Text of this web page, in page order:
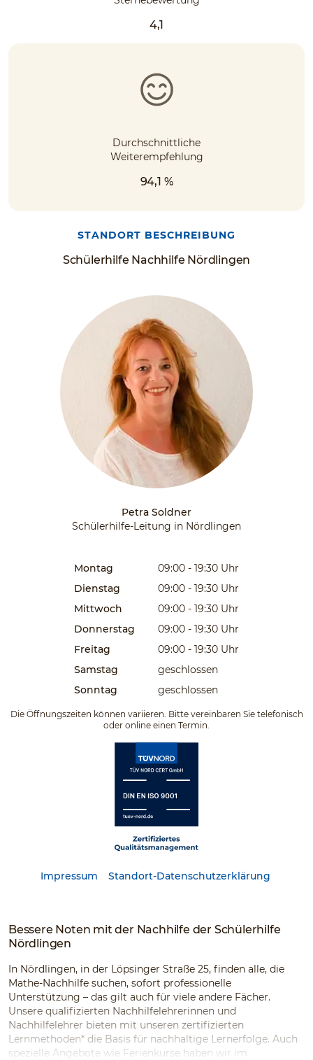
4,1
Durchschnittliche
Weiterempfehlung
94,1 %
Schülerhilfe Nachhilfe Nördlingen
STANDORT BESCHREIBUNG
Petra Soldner
Schülerhilfe-Leitung in Nördlingen
Montag 09:00 - 19:30 Uhr
Dienstag
09:00 - 19:30 Uhr
Mittwoch
09:00 - 19:30 Uhr
Donnerstag
09:00 - 19:30 Uhr
Freitag
09:00 - 19:30 Uhr
Samstag
geschlossen
Sonntag
geschlossen
Die Öffnungszeiten können variieren. Bitte vereinbaren Sie telefonisch
oder online einen Termin.
Impressum Standort-Datenschutzerklärung
Bessere Noten mit der Nachhilfe der Schülerhilfe
Nördlingen
In Nördlingen, in der Löpsinger Straße 25, finden alle, die
Mathe-Nachhilfe suchen, sofort professionelle
Unterstützung – das gilt auch für viele andere Fächer.
Unsere qualifizierten Nachhilfelehrerinnen und
Nachhilfelehrer bieten mit unseren zertifizierten
Lernmethoden* die Basis für nachhaltige Lernerfolge. Auch
spezielle Angebote wie Ferienkurse haben wir im